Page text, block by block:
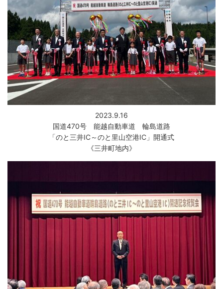
2023.9.16
国道470号 能越自動車道 輪島道路
「のと三井IC～のと里山空港IC」開通式
《三井町地内》